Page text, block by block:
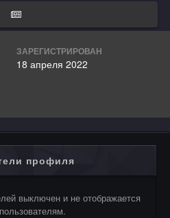
ЗАРЕГИСТРИРОВАН
18 апреля 2022
профиля
выключен и не отображается